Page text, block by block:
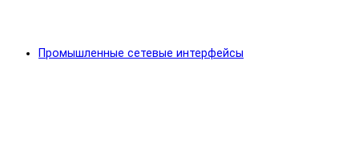
Промышленные сетевые интерфейсы